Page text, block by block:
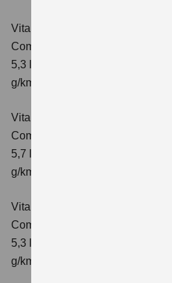
Vitara 1.4 BOOSTERJET
Comfort
5,3 l/100km; kombinierter Wert
g/km; CO₂-Klasse: D
Vitara 1.4 BOOSTERJET
Comfort
5,7 l/100 km; kombinierter Wert
g/km; CO₂-Klasse: D
Vitara 1.4 BOOSTERJET
Comfort+
5,3 l/100km; kombinierter Wert
g/km; CO₂-Klasse: D